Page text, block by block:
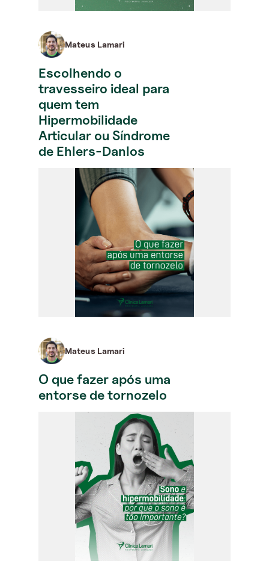
Mateus Lamari
Escolhendo o
travesseiro ideal para
quem tem
Hipermobilidade
Articular ou Síndrome
de Ehlers-Danlos
Mateus Lamari
O que fazer após uma
entorse de tornozelo